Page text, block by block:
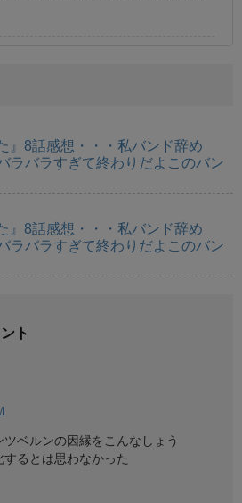
』8話感想・・・私バンド辞め
バラすぎて終わりだよこのバン
』8話感想・・・私バンド辞め
バラすぎて終わりだよこのバン
ト
ベルンの因縁をこんなしょう
るとは思わなかった